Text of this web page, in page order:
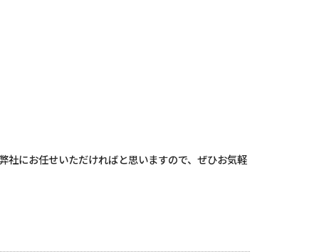
社にお任せいただければと思いますので、ぜひお気軽